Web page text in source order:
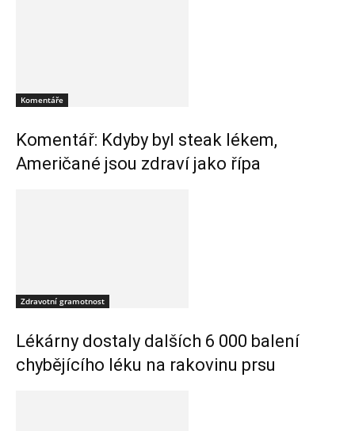
Komentáře
Komentář: Kdyby byl steak lékem,
Američané jsou zdraví jako řípa
Zdravotní gramotnost
Lékárny dostaly dalších 6 000 balení
chybějícího léku na rakovinu prsu